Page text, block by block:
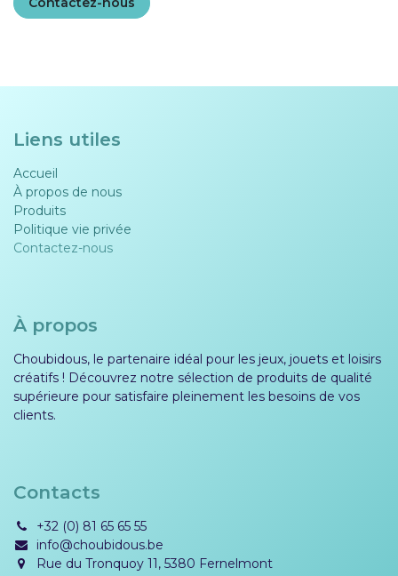
Liens utiles
Accueil
À propos de nous
Produits
Politique vie privée​​
Contactez-nous
À propos
Choubidous, le partenaire idéal pour les jeux, jouets et loisirs
créatifs ! Découvrez notre sélection de produits de qualité
supérieure pour satisfaire pleinement les besoins de vos
clients.
Contacts
+32 (0) 81 65 65 55
info@choubidous.be
Rue du Tronquoy 11, 5380 Fernelmont